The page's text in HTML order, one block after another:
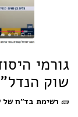
גורמי
שוק
🧱 רשימת בד"ח של